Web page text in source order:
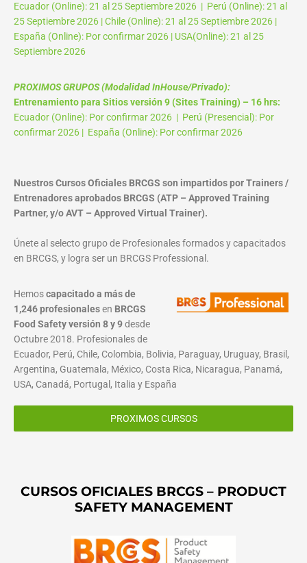
Ecuador (Online): 21 al 25 Septiembre 2026 | Perú (Online): 21 al
25 Septiembre 2026 | Chile (Online): 21 al 25 Septiembre 2026 |
España (Online): Por confirmar 2026 | USA(Online): 21 al 25
Septiembre 2026
PROXIMOS GRUPOS (Modalidad InHouse/Privado):
Entrenamiento para Sitios versión 9 (Sites Training) – 16 hrs:
Ecuador (Online): Por confirmar 2026 | Perú (Presencial): Por
confirmar 2026 | España (Online): Por confirmar 2026
Nuestros Cursos Oficiales BRCGS son impartidos por Trainers /
Entrenadores aprobados BRCGS (ATP – Approved Training
Partner, y/o AVT – Approved Virtual Trainer).
Únete al selecto grupo de Profesionales formados y capacitados
en BRCGS, y logra ser un BRCGS Professional.
Hemoscapacitado a más de
1,246 profesionalesen BRCGS
Food Safety versión 8 y 9desde
Octubre 2018. Profesionales de
Ecuador, Perú, Chile, Colombia, Bolivia, Paraguay, Uruguay, Brasil,
Argentina, Guatemala, México, Costa Rica, Nicaragua, Panamá,
USA, Canadá, Portugal, Italia y España
PROXIMOS CURSOS
CURSOS OFICIALES BRCGS – PRODUCT
SAFETY MANAGEMENT